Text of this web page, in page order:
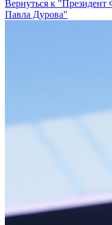
Вернуться к "Президент
Павла Дурова"